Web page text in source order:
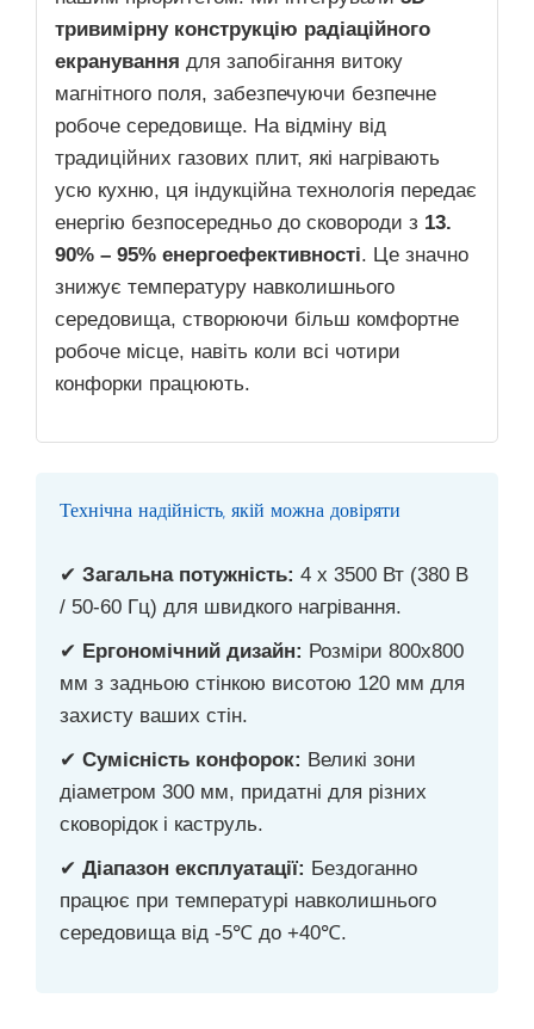
тривимірну конструкцію радіаційного
екранування для запобігання витоку
магнітного поля, забезпечуючи безпечне
робоче середовище. На відміну від
традиційних газових плит, які нагрівають
усю кухню, ця індукційна технологія передає
енергію безпосередньо до сковороди з 13.
90% – 95% енергоефективності. Це значно
знижує температуру навколишнього
середовища, створюючи більш комфортне
робоче місце, навіть коли всі чотири
конфорки працюють.
Технічна надійність, якій можна довіряти
✔ Загальна потужність: 4 x 3500 Вт (380 В
/ 50-60 Гц) для швидкого нагрівання.
✔ Ергономічний дизайн: Розміри 800x800
мм з задньою стінкою висотою 120 мм для
захисту ваших стін.
✔ Сумісність конфорок: Великі зони
діаметром 300 мм, придатні для різних
сковорідок і каструль.
✔ Діапазон експлуатації: Бездоганно
працює при температурі навколишнього
середовища від -5℃ до +40℃.